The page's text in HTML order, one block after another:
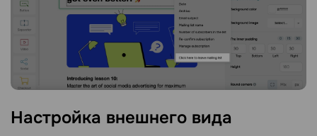
Настройка внешнего вида